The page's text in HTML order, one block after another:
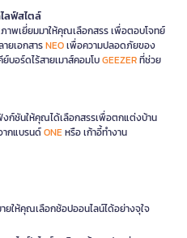
ลฟ์สไตล์
พเยี่ยมมาให้คุณเลือกสรร เพื่อตอบโจทย์
ยเอกสารNEOเพื่อความปลอดภัยของ
บอร์ดไร้สายเมาส์คอมโบGEEZERที่ช่วย
ก์ชันให้คุณได้เลือกสรรเพื่อตกแต่งบ้าน
ากแบรนด์ONEหรือ เก้าอี้ทำงาน
ยให้คุณเลือกช้อปออนไลน์ได้อย่างจุใจ